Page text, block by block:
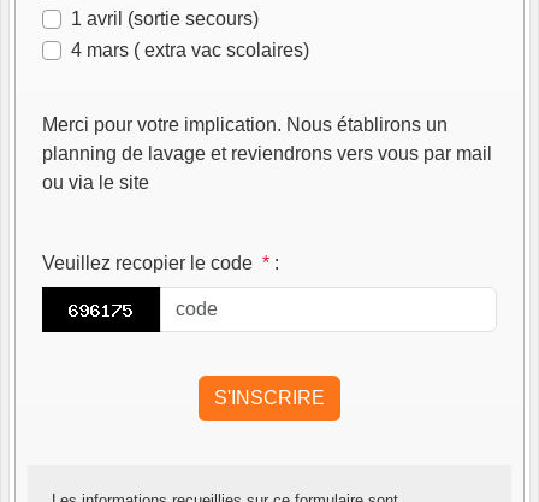
1 avril (sortie secours)
4 mars ( extra vac scolaires)
Merci pour votre implication. Nous établirons un
planning de lavage et reviendrons vers vous par mail
ou via le site
Veuillez recopier le code * :